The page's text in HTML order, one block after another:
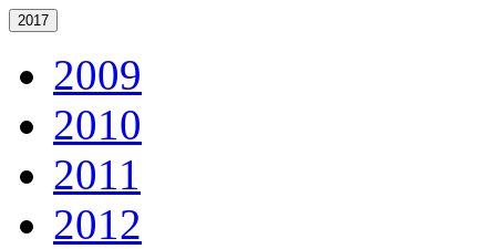
2017
2009
2010
2011
2012